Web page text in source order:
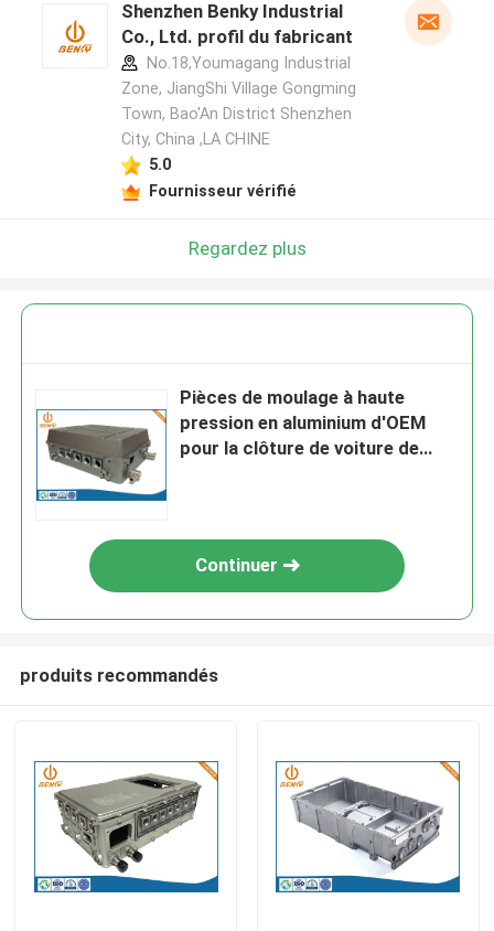
Shenzhen Benky Industrial
Co., Ltd. profil du fabricant
No.18,Youmagang Industrial
Zone, JiangShi Village Gongming
Town, Bao'An District Shenzhen
City, China ,LA CHINE
5.0
Fournisseur vérifié
Regardez plus
Pièces de moulage à haute
pression en aluminium d'OEM
pour la clôture de voiture de
Continuer
produits recommandés